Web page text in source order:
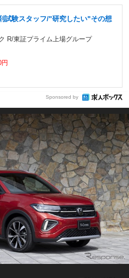
試験スタッフ/"研究したい"その想
R/東証プライム上場グループ
Sponsored by